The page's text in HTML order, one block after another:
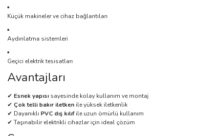
Küçük makineler ve cihaz bağlantıları
Aydınlatma sistemleri
Geçici elektrik tesisatları
Avantajları
✔ Esnek yapısı sayesinde kolay kullanım ve montaj
✔ Çok telli bakır iletken ile yüksek iletkenlik
✔ Dayanıklı PVC dış kılıfile uzun ömürlü kullanım
✔ Taşınabilir elektrikli cihazlar için ideal çözüm